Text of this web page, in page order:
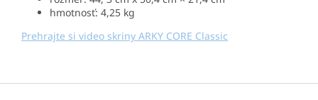
hmotnosť: 4,25 kg
Prehrajte si video skriny ARKY CORE Classic
Z